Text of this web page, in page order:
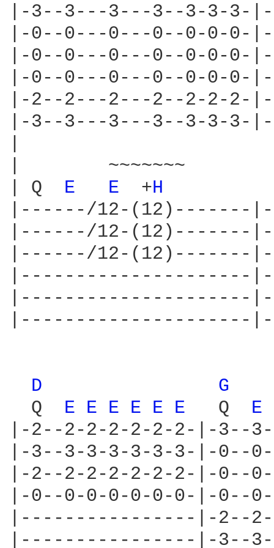
|-3--3---3---3--3-3-3-
|-0--0---0---0--0-0-0-
|-0--0---0---0--0-0-0-
|-0--0---0---0--0-0-0-
|-2--2---2---2--2-2-2-
|-3--3---3---3--3-3-3-
|        ~~~~~~~
| Q E E +H
|------/12-(12)-------
|------/12-(12)-------
|------/12-(12)-------
|---------------------
|---------------------
|---------------------
D
G
  Q
E E E E E E
  Q
E
|-2--2-2-2-2-2-2-|-3--
|-3--3-3-3-3-3-3-|-0--
|-2--2-2-2-2-2-2-|-0--
|-0--0-0-0-0-0-0-|-0--
|----------------|-2--
|----------------|-3--